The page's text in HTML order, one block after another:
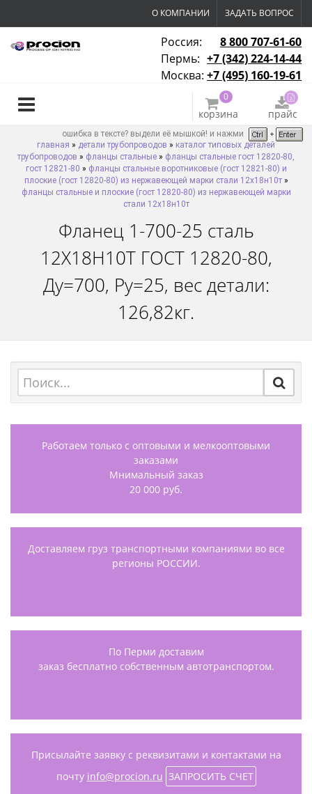
О КОМПАНИИ ЗАДАТЬ ВОПРОС
Россия:
8 800 707-61-60
Пермь: +7 (342) 224-14-44
Москва: +7 (495) 160-19-61
0
корзина прайс
ошибка в тексте? выдели её мышкой! и нажми
главная » детали трубопроводов » каталог типовых деталей
трубопроводов » фланцы стальные » фланцы стальные гост 12820-80,
гост 12821-80 » фланцы стальные воротниковые (гост 12821-80) и
плоские (гост 12820-80) из нержавеющей марки стали 12х18н10т»
фланцы стальные и плоские (гост 12820-80) из нержавеющей марки
стали 12х18н10т
Фланец 1-700-25 сталь
12Х18Н10Т ГОСТ 12820-80,
Ду=700, Ру=25, вес детали:
126,82кг.
Работаем только с оптовыми и мелкооптовыми
заказами
Мнимальный заказ
20 000 руб.
Доставляем груз транспортными компаниями во все
регионы РОССИИ.
По Перми доставим
заказ бесплатно собственным автотранспортом.
Присылайте заявку с реквизитами и контактами на
почту info@procion.ru ЗАПРОСИТЬ СЧЕТ